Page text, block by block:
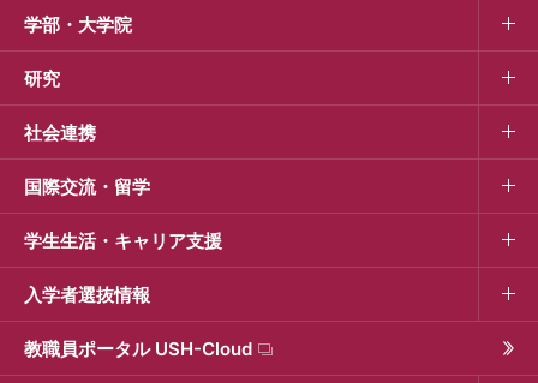
学部・大学院
研究
社会連携
国際交流・留学
学生生活・キャリア支援
入学者選抜情報
教職員ポータル USH-Cloud